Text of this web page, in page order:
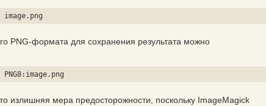
PNG-формата для сохранения результата можно
излишняя мера предосторожности, поскольку ImageMagick